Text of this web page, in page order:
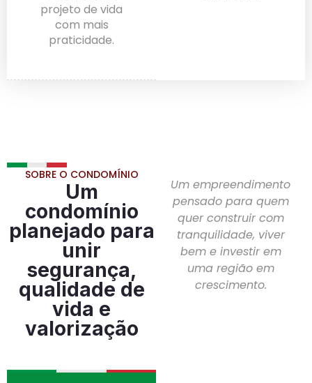
projeto de vida
com mais
praticidade.
SOBRE O CONDOMÍNIO
Um
condomínio
planejado para
unir
segurança,
qualidade de
vida e
valorização
Um empreendimento
pensado para quem
quer construir com
tranquilidade, viver
bem e investir em
uma região em
crescimento.